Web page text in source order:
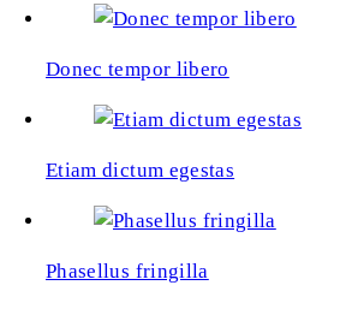
Donec tempor libero
Etiam dictum egestas
Phasellus fringilla